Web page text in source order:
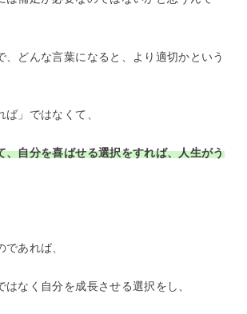
、どんな言葉になると、より適切かという
ば」ではなくて、
、自分を喜ばせる選択をすれば、人生がう
あれば、
なく自分を成長させる選択をし、